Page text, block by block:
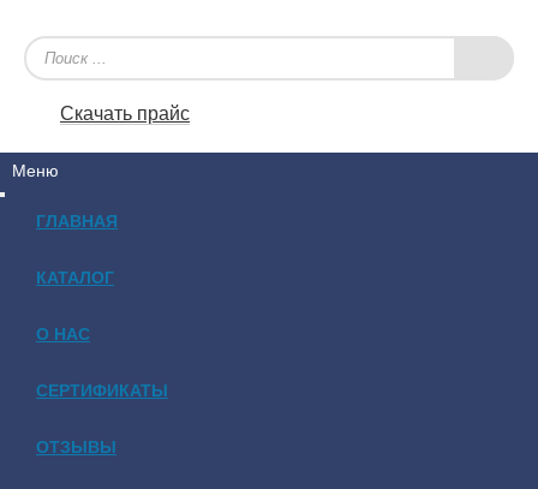
Скачать прайс
Меню
ГЛАВНАЯ
КАТАЛОГ
О НАС
СЕРТИФИКАТЫ
ОТЗЫВЫ